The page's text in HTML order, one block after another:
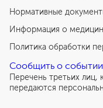
Нормативные
Информация о
Политика обработки
Сообщить о событии
Перечень третьих
передаются